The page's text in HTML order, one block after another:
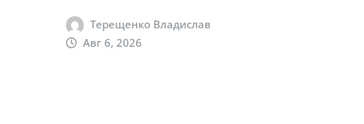
Терещенко Владислав
Авг 6, 2026